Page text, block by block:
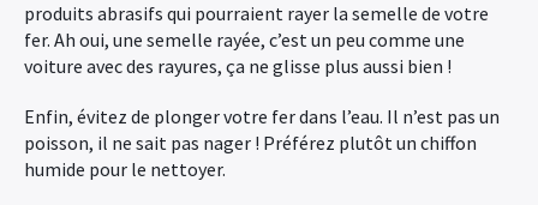
produits abrasifs qui pourraient rayer la semelle de votre
fer. Ah oui, une semelle rayée, c’est un peu comme une
voiture avec des rayures, ça ne glisse plus aussi bien !
Enfin, évitez de plonger votre fer dans l’eau. Il n’est pas un
poisson, il ne sait pas nager ! Préférez plutôt un chiffon
humide pour le nettoyer.